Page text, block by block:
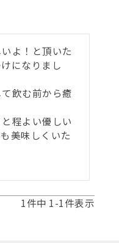
よ！と頂いた
になりまし
飲む前から癒
程よい優しい
美味しくいた
1件中 1-1件表示